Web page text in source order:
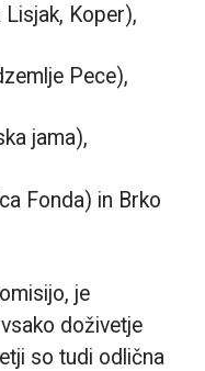
Koper),
Pece),
jama),
Fonda) in Brko
je
doživetje
so tudi odlična